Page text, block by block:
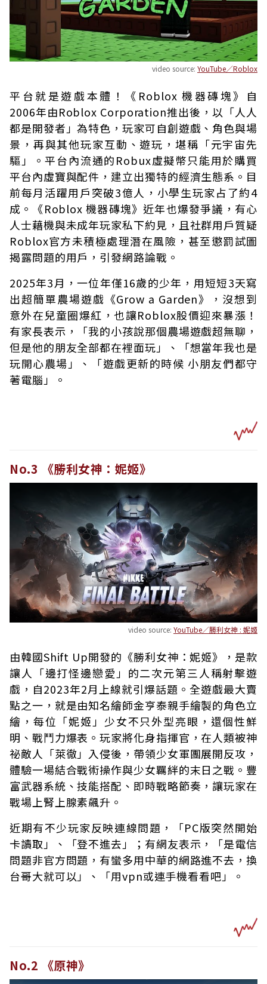
video source: YouTube／Roblox
平台就是遊戲本體！《Roblox 機器磚塊》自
2006年由Roblox Corporation推出後，以「人人
都是開發者」為特色，玩家可自創遊戲、角色與場
景，再與其他玩家互動、遊玩，堪稱「元宇宙先
驅」。平台內流通的Robux虛擬幣只能用於購買
平台內虛寶與配件，建立出獨特的經濟生態系。目
前每月活躍用戶突破3億人，小學生玩家占了約4
成。《Roblox 機器磚塊》近年也爆發爭議，有心
人士藉機與未成年玩家私下約見，且社群用戶質疑
Roblox官方未積極處理潛在風險，甚至懲罰試圖
揭露問題的用戶，引發網路論戰。
2025年3月，一位年僅16歲的少年，用短短3天寫
出超簡單農場遊戲《Grow a Garden》，沒想到
意外在兒童圈爆紅，也讓Roblox股價迎來暴漲！
有家長表示，「我的小孩說那個農場遊戲超無聊，
但是他的朋友全部都在裡面玩」、「想當年我也是
玩開心農場」、「遊戲更新的時候 小朋友們都守
著電腦」。
No.3 《勝利女神：妮姬》
video source: YouTube／勝利女神 : 妮姬
由韓國Shift Up開發的《勝利女神：妮姬》，是款
讓人「邊打怪邊戀愛」的二次元第三人稱射擊遊
戲，自2023年2月上線就引爆話題。全遊戲最大賣
點之一，就是由知名繪師金亨泰親手繪製的角色立
繪，每位「妮姬」少女不只外型亮眼，還個性鮮
明、戰鬥力爆表。玩家將化身指揮官，在人類被神
祕敵人「萊徹」入侵後，帶領少女軍團展開反攻，
體驗一場結合戰術操作與少女羈絆的末日之戰。豐
富武器系統、技能搭配、即時戰略節奏，讓玩家在
戰場上腎上腺素飆升。
近期有不少玩家反映連線問題，「PC版突然開始
卡讀取」、「登不進去」；有網友表示，「是電信
問題非官方問題，有蠻多用中華的網路進不去，換
台哥大就可以」、「用vpn或連手機看看吧」。
No.2 《原神》